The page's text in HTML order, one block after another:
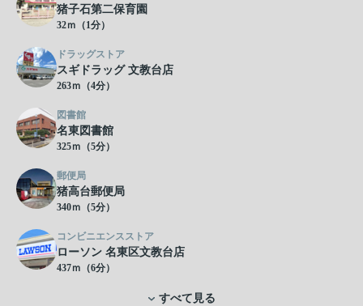
猪子石第二保育園
32ｍ（1分）
ドラッグストア
スギドラッグ 文教台店
263ｍ（4分）
図書館
名東図書館
325ｍ（5分）
郵便局
猪高台郵便局
340ｍ（5分）
コンビニエンスストア
ローソン 名東区文教台店
437ｍ（6分）
すべて見る